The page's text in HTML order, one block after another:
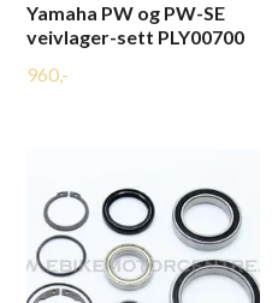
Yamaha PW og PW-SE
veivlager-sett PLY00700
960,-